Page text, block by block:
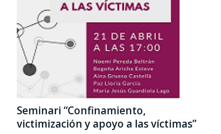
Seminari “Confinamiento,
victimización y apoyo a las víctimas”